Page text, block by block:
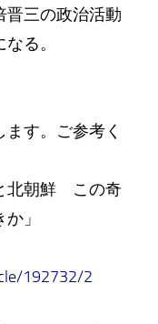
晋三の政治活動
る。
す。ご参考く
北朝鮮 この奇
」
192732/2